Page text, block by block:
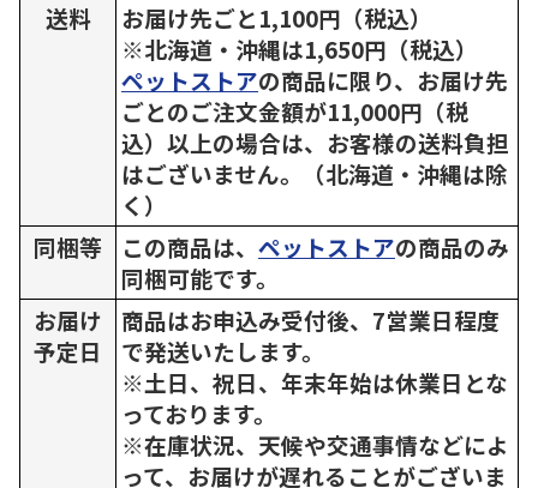
送料
お届け先ごと1,100円（税込）
※北海道・沖縄は1,650円（税込）
ペットストアの商品に限り、お届け先
ごとのご注文金額が11,000円（税
込）以上の場合は、お客様の送料負担
はございません。（北海道・沖縄は除
く）
同梱等
この商品は、 ペットストアの商品のみ
同梱可能です。
お届け
予定日
商品はお申込み受付後、7営業日程度
で発送いたします。
※土日、祝日、年末年始は休業日とな
っております。
※在庫状況、天候や交通事情などによ
って、お届けが遅れることがございま